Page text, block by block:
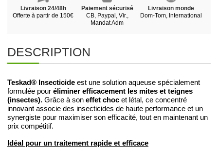
Livraison 24/48h
Offerte à partir de 150€
Paiement sécurisé
CB, Paypal, Vir.,
Mandat Adm
Livraison monde
Dom-Tom, International
DESCRIPTION
Teskad® Insecticide est une solution aqueuse spécialement
formulée pour éliminer efficacement les mites et teignes
(insectes). Grâce à son effet choc et létal, ce concentré
innovant associe des insecticides de haute performance et un
synergiste pour maximiser son efficacité, tout en maintenant un
prix compétitif.
Idéal pour un traitement rapide et efficace